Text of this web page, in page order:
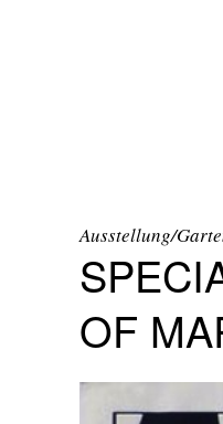
Ausstellung/
OF